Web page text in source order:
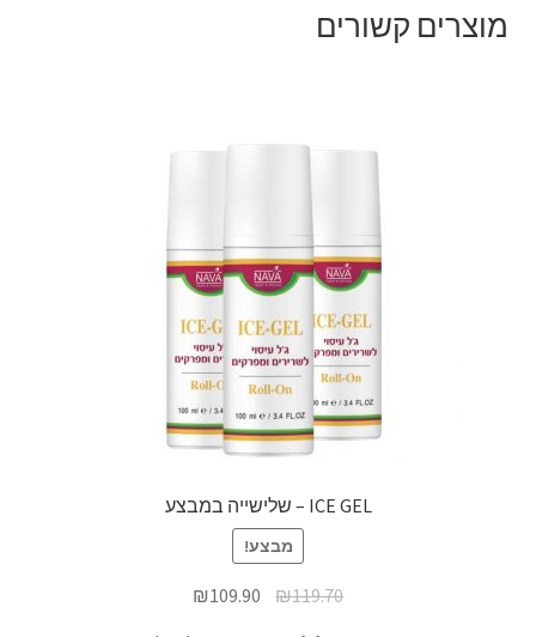
מוצרים קשורים
ICE GEL – שלישייה במבצע
מבצע!
₪119.70
₪109.90